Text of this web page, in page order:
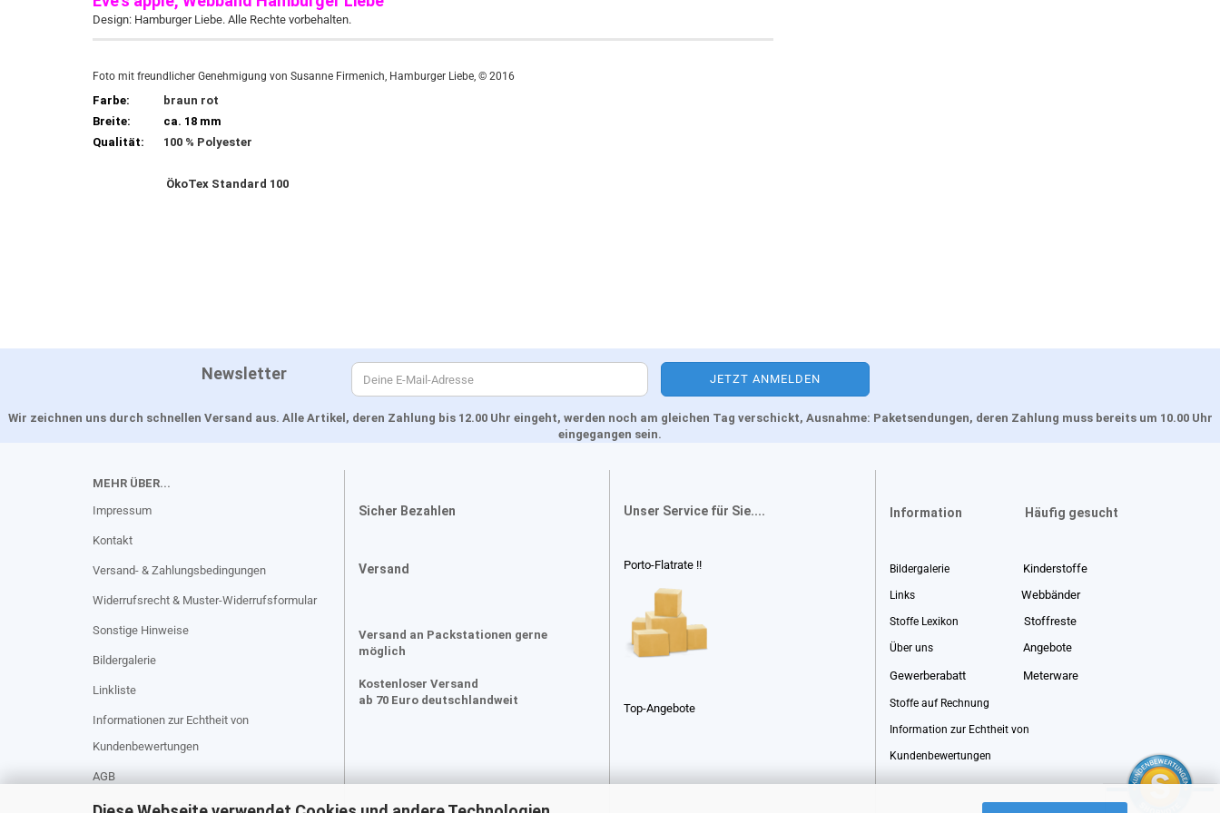
Design: Hamburger Liebe. Alle Rechte vorbehalten.
Foto mit freundlicher Genehmigung von Susanne Firmenich, Hamburger Liebe, © 2016
Farbe:
braun rot
Breite:
ca. 18 mm
Qualität:
100 % Polyester
ÖkoTex Standard 100
Newsletter
Wir zeichnen uns durch schnellen Versand aus. Alle Artikel, deren Zahlung bis 12.00 Uhr eingeht, werden noch am gleichen Tag verschickt, Ausnahme: Paketsendungen, deren Zahlung muss bereits um 10.00 Uhr
eingegangen sein.
MEHR ÜBER...
Impressum
Kontakt
Versand- & Zahlungsbedingungen
Widerrufsrecht & Muster-Widerrufsformular
Sonstige Hinweise
Bildergalerie
Linkliste
Informationen zur Echtheit von
Kundenbewertungen
AGB
Privatsphäre und Datenschutz
Sicher Bezahlen
Versand
Versand an Packstationen gerne
möglich
Kostenloser Versand
ab 70 Euro deutschlandweit
Unser Service für Sie....
Porto-Flatrate !!
Top-Angebote
Information Häufig gesucht
Bildergalerie Kinderstoffe
Links Webbänder
Stoffe Lexikon Stoffreste
Über uns Angebote
Gewerberabatt Meterware
Stoffe auf Rechnung
Information zur Echtheit von
Kundenbewertungen